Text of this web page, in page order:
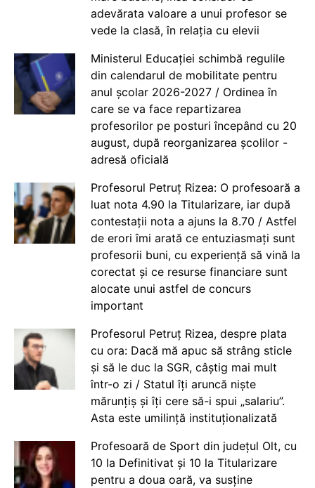
adevărata valoare a unui profesor se
vede la clasă, în relația cu elevii
Ministerul Educației schimbă regulile
din calendarul de mobilitate pentru
anul școlar 2026-2027 / Ordinea în
care se va face repartizarea
profesorilor pe posturi începând cu 20
august, după reorganizarea școlilor -
adresă oficială
Profesorul Petruț Rizea: O profesoară a
luat nota 4.90 la Titularizare, iar după
contestații nota a ajuns la 8.70 / Astfel
de erori îmi arată ce entuziasmați sunt
profesorii buni, cu experiență să vină la
corectat și ce resurse financiare sunt
alocate unui astfel de concurs
important
Profesorul Petruț Rizea, despre plata
cu ora: Dacă mă apuc să strâng sticle
și să le duc la SGR, câștig mai mult
într-o zi / Statul îți aruncă niște
mărunțiș și îți cere să-i spui „salariu”.
Asta este umilință instituționalizată
Profesoară de Sport din județul Olt, cu
10 la Definitivat și 10 la Titularizare
pentru a doua oară, va susține